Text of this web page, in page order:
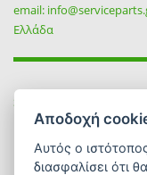
email:
Ελλάδα
SOCIAL
Αποδοχή
Αυτός ο
διασφαλίσει ότι